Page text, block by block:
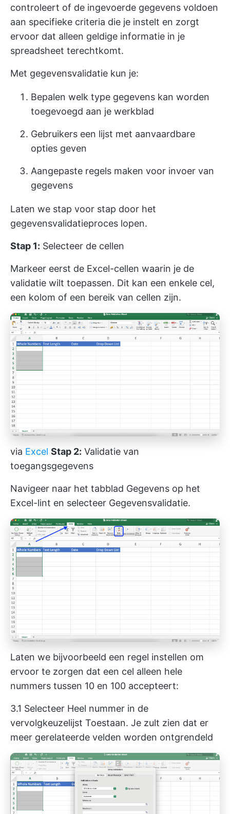
controleert of de ingevoerde gegevens voldoen
aan specifieke criteria die je instelt en zorgt
ervoor dat alleen geldige informatie in je
spreadsheet terechtkomt.
Met gegevensvalidatie kun je:
Bepalen welk type gegevens kan worden
toegevoegd aan je werkblad
Gebruikers een lijst met aanvaardbare
opties geven
Aangepaste regels maken voor invoer van
gegevens
Laten we stap voor stap door het
gegevensvalidatieproces lopen.
Stap 1: Selecteer de cellen
Markeer eerst de Excel-cellen waarin je de
validatie wilt toepassen. Dit kan een enkele cel,
een kolom of een bereik van cellen zijn.
via Excel Stap 2: Validatie van
toegangsgegevens
Navigeer naar het tabblad Gegevens op het
Excel-lint en selecteer Gegevensvalidatie.
Laten we bijvoorbeeld een regel instellen om
ervoor te zorgen dat een cel alleen hele
nummers tussen 10 en 100 accepteert:
3.1 Selecteer Heel nummer in de
vervolgkeuzelijst Toestaan. Je zult zien dat er
meer gerelateerde velden worden ontgrendeld